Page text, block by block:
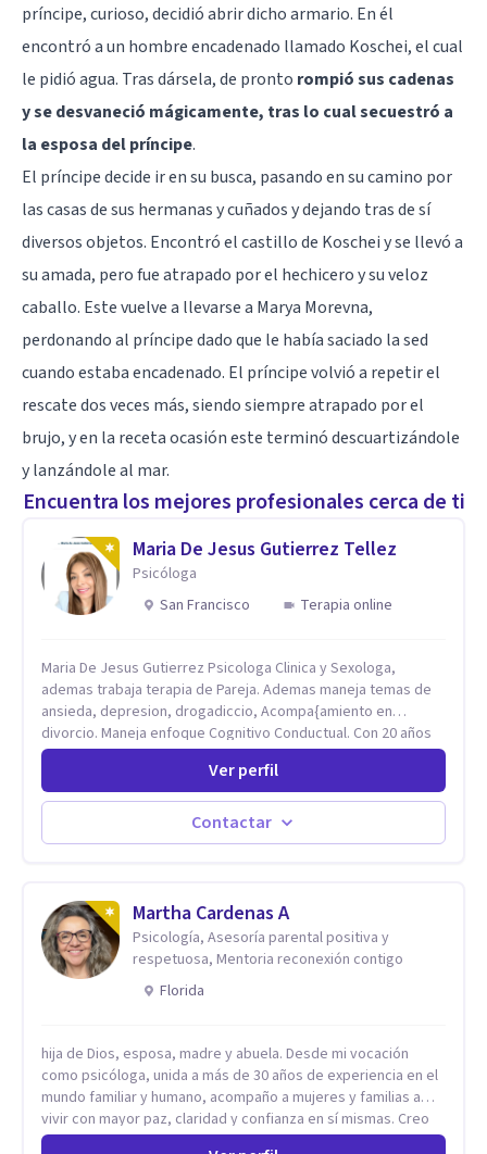
príncipe, curioso, decidió abrir dicho armario. En él
encontró a un hombre encadenado llamado Koschei, el cual
le pidió agua. Tras dársela, de pronto rompió sus cadenas
y se desvaneció mágicamente, tras lo cual secuestró a
la esposa del príncipe.
El príncipe decide ir en su busca, pasando en su camino por
las casas de sus hermanas y cuñados y dejando tras de sí
diversos objetos. Encontró el castillo de Koschei y se llevó a
su amada, pero fue atrapado por el hechicero y su veloz
caballo. Este vuelve a llevarse a Marya Morevna,
perdonando al príncipe dado que le había saciado la sed
cuando estaba encadenado. El príncipe volvió a repetir el
rescate dos veces más, siendo siempre atrapado por el
brujo, y en la receta ocasión este terminó descuartizándole
y lanzándole al mar.
Encuentra los mejores profesionales cerca de ti
Maria De Jesus Gutierrez Tellez
Psicóloga
San Francisco
Terapia online
Maria De Jesus Gutierrez Psicologa Clinica y Sexologa,
ademas trabaja terapia de Pareja. Ademas maneja temas de
ansieda, depresion, drogadiccio, Acompa{amiento en
divorcio. Maneja enfoque Cognitivo Conductual. Con 20 años
de experiencia, constantemente capacitandose en las
diferntes areas de la Salud Mental.
Ver perfil
Contactar
Martha Cardenas A
Psicología, Asesoría parental positiva y
respetuosa, Mentoria reconexión contigo
Florida
hija de Dios, esposa, madre y abuela. Desde mi vocación
como psicóloga, unida a más de 30 años de experiencia en el
mundo familiar y humano, acompaño a mujeres y familias a
vivir con mayor paz, claridad y confianza en sí mismas. Creo
profundamente que la vida está hecha de etapas, y que cada